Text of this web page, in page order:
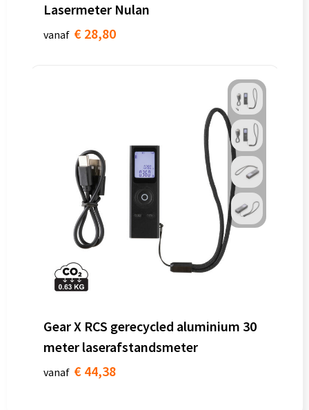
Lasermeter Nulan
vanaf € 28,80
Gear X RCS gerecycled aluminium 30
meter laserafstandsmeter
vanaf € 44,38